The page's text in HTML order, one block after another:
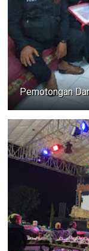
Pemotongan